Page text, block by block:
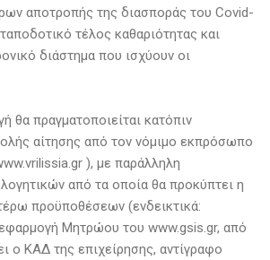
αποτροπής της διασποράς του Covid-
τέλος καθαριότητας και
διάστημα που ισχύουν οι
θα πραγματοποιείται κατόπιν
αίτησης από τον νόμιμο εκπρόσωπο
), με παράλληλη
από τα οποία θα προκύπτει η
προϋποθέσεων (ενδεικτικά:
Μητρώου του www.gsis.gr, από
ο ΚΑΔ της επιχείρησης, αντίγραφο